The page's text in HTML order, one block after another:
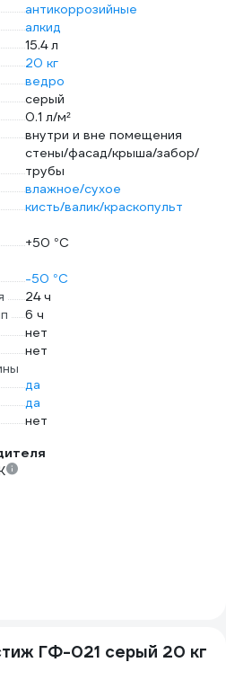
антикоррозийные
алкид
15.4 л
20 кг
ведро
серый
0.1 л/м²
внутри и вне помещения
стены/фасад/крыша/забор/
трубы
влажное/сухое
кисть/валик/краскопульт
+50 °С
-50 °С
24 ч
6 ч
нет
нет
да
да
нет
ГФ-021 серый 20 кг